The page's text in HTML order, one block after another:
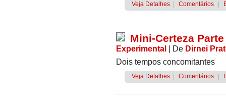
Veja Detalhes Comentários
Mini-Certeza Parte
Experimental De Dirnei
Dois tempos concomitantes
Veja Detalhes Comentários